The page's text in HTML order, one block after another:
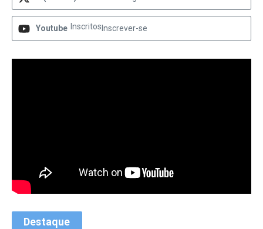
Youtube Inscritos Inscrever-se
Destaque